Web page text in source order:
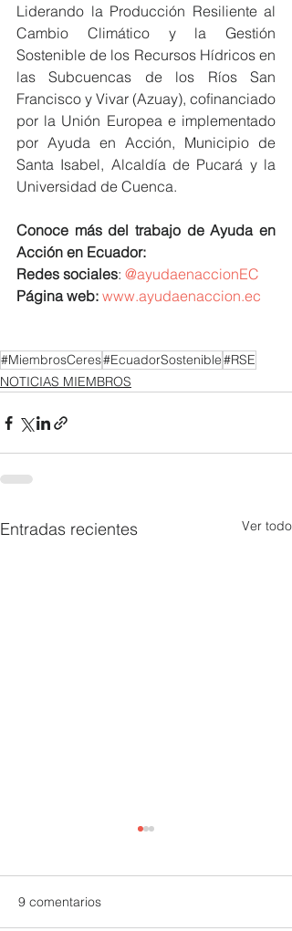
Liderando la Producción Resiliente al
Cambio Climático y la Gestión
Sostenible de los Recursos Hídricos en
las Subcuencas de los Ríos San
Francisco y Vivar (Azuay), coﬁnanciado
por la Unión Europea e implementado
por Ayuda en Acción, Municipio de
Santa Isabel, Alcaldía de Pucará y la
Universidad de Cuenca.
Conoce más del trabajo de Ayuda en
Acción en Ecuador:
Redes sociales: @ayudaenaccionEC
Página web: www.ayudaenaccion.ec
#MiembrosCeres#EcuadorSostenible#RSE
NOTICIAS MIEMBROS
Entradas recientes Ver todo
9 comentarios